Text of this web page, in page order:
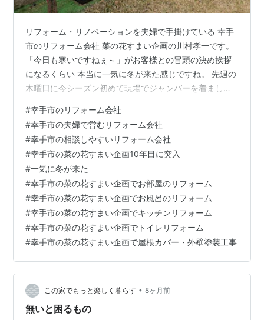
リフォーム・リノベーションを夫婦で手掛けている 幸手
市のリフォーム会社 菜の花すまい企画の川村孝一です。
「今日も寒いですねぇ～」がお客様との冒頭の決め挨拶
になるくらい 本当に一気に冬が来た感じですね。 先週の
木曜日に今シーズン初めて現場でジャンバーを着まし
が身体に堪えます。 2月生まれなので寒さに強そうな感
じですが、 暖かい方がいいなと歳を重ねるごとに実感し
ます。 我が家の庭の秋もあっという間に終わった感じで
今は一面に落ち葉が。 「一気に冬が来ましたね」と感じ
ます。 ↑ 毎日妻が落ち葉片づけをしてくれています。落
葉で木々も寂しくなりまし…
#幸手市のリフォーム会社
#幸手市の夫婦で営むリフォーム会社
#幸手市の相談しやすいリフォーム会社
#幸手市の菜の花すまい企画10年目に突入
#一気に冬が来た
#幸手市の菜の花すまい企画でお部屋のリフォーム
#幸手市の菜の花すまい企画でお風呂のリフォーム
#幸手市の菜の花すまい企画でキッチンリフォーム
#幸手市の菜の花すまい企画でトイレリフォーム
#幸手市の菜の花すまい企画で屋根カバー・外壁塗装工事
この家でもっと楽しく暮らす • 8ヶ月前
無いと困るもの